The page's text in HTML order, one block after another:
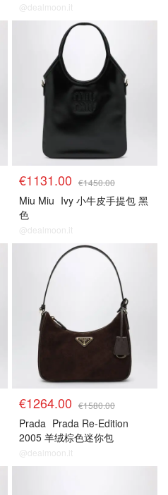
@dealmoon.it
€1131.00 €1450.00
Miu Miu Ivy 小牛皮手提包 黑
色
@dealmoon.it
€1264.00 €1580.00
Prada Prada Re-Edition
2005 羊绒棕色迷你包
@dealmoon.it